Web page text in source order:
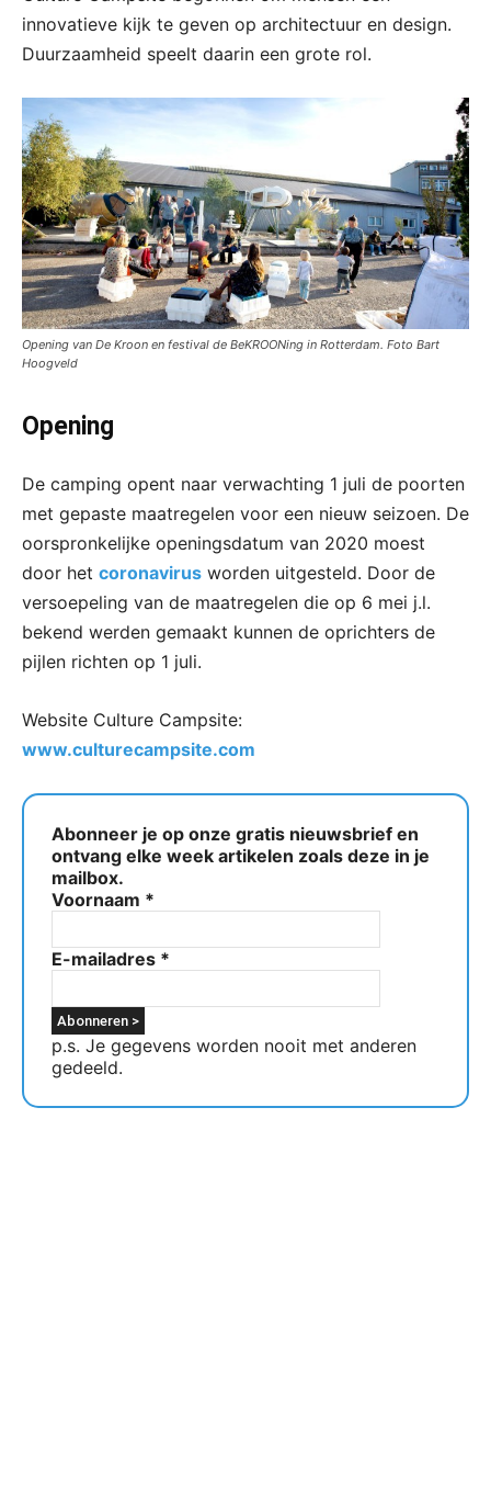
innovatieve kijk te geven op architectuur en design.
Duurzaamheid speelt daarin een grote rol.
Opening van De Kroon en festival de BeKROONing in Rotterdam. Foto Bart
Hoogveld
Opening
De camping opent naar verwachting 1 juli de poorten
met gepaste maatregelen voor een nieuw seizoen. De
oorspronkelijke openingsdatum van 2020 moest
door het coronavirus worden uitgesteld. Door de
versoepeling van de maatregelen die op 6 mei j.l.
bekend werden gemaakt kunnen de oprichters de
pijlen richten op 1 juli.
Website Culture Campsite:
www.culturecampsite.com
Abonneer je op onze gratis nieuwsbrief en
ontvang elke week artikelen zoals deze in je
mailbox.
Voornaam *
E-mailadres *
p.s. Je gegevens worden nooit met anderen
gedeeld.